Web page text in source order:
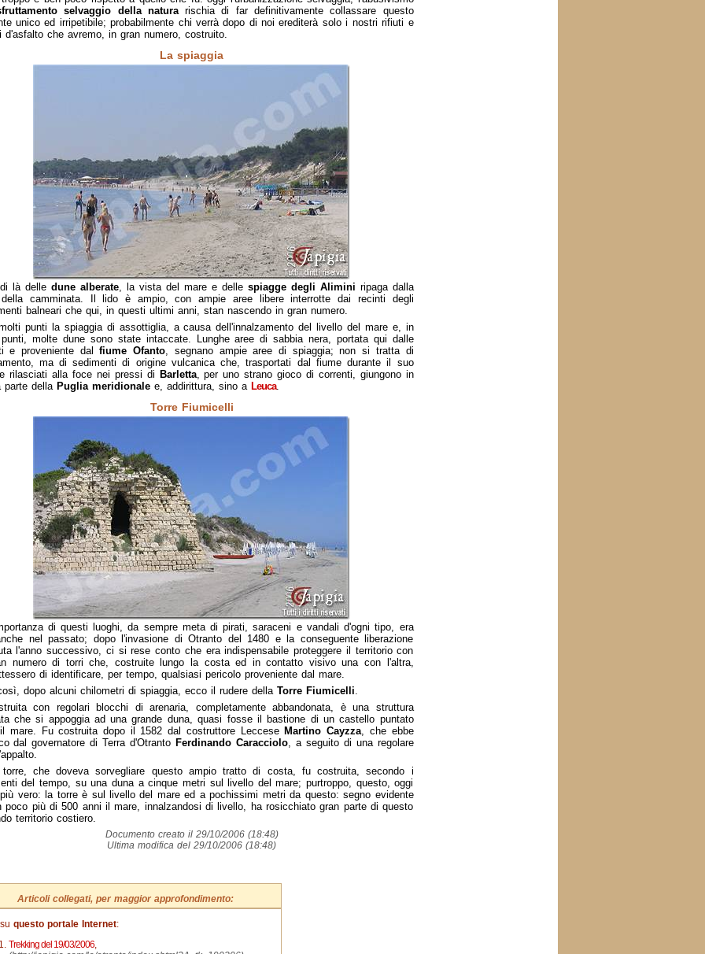
selvaggio della naturarischia di far definitivamente collassare questo
unico ed irripetibile; probabilmente chi verrà dopo di noi erediterà solo i nostri rifiuti e
d'asfalto che avremo, in gran numero, costruito.
La spiaggia
là delle dune alberate, la vista del mare e delle spiagge degli Alimini ripaga dalla
camminata. Il lido è ampio, con ampie aree libere interrotte dai recinti degli
balneari che qui, in questi ultimi anni, stan nascendo in gran numero.
punti la spiaggia di assottiglia, a causa dell'innalzamento del livello del mare e, in
molte dune sono state intaccate. Lunghe aree di sabbia nera, portata qui dalle
e proveniente dalfiume Ofanto, segnano ampie aree di spiaggia; non si tratta di
ma di sedimenti di origine vulcanica che, trasportati dal fiume durante il suo
rilasciati alla foce nei pressi di Barletta, per uno strano gioco di correnti, giungono in
parte della Puglia meridionalee, addirittura, sino a Leuca.
Torre Fiumicelli
di questi luoghi, da sempre meta di pirati, saraceni e vandali d'ogni tipo, era
nel passato; dopo l'invasione di Otranto del 1480 e la conseguente liberazione
l'anno successivo, ci si rese conto che era indispensabile proteggere il territorio con
numero di torri che, costruite lungo la costa ed in contatto visivo una con l'altra,
di identificare, per tempo, qualsiasi pericolo proveniente dal mare.
dopo alcuni chilometri di spiaggia, ecco il rudere della Torre Fiumicelli.
con regolari blocchi di arenaria, completamente abbandonata, è una struttura
che si appoggia ad una grande duna, quasi fosse il bastione di un castello puntato
mare. Fu costruita dopo il 1582 dal costruttore Leccese Martino Cayzza, che ebbe
dal governatore di Terra d'Otranto Ferdinando Caracciolo, a seguito di una regolare
torre, che doveva sorvegliare questo ampio tratto di costa, fu costruita, secondo i
del tempo, su una duna a cinque metri sul livello del mare; purtroppo, questo, oggi
vero: la torre è sul livello del mare ed a pochissimi metri da questo: segno evidente
poco più di 500 anni il mare, innalzandosi di livello, ha rosicchiato gran parte di questo
territorio costiero.
Documento creato il 29/10/2006 (18:48)
Ultima modifica del 29/10/2006 (18:48)
Articoli collegati, per maggior approfondimento:
questo portale Internet:
Trekking del 19/03/2006,